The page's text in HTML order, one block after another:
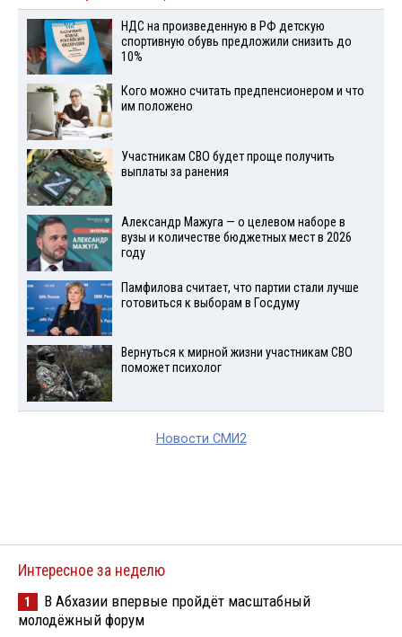
НДС на произведенную в РФ детскую
спортивную обувь предложили снизить до
10%
Кого можно считать предпенсионером и что
им положено
Участникам СВО будет проще получить
выплаты за ранения
Александр Мажуга — о целевом наборе в
вузы и количестве бюджетных мест в 2026
году
Памфилова считает, что партии стали лучше
готовиться к выборам в Госдуму
Вернуться к мирной жизни участникам СВО
поможет психолог
Новости СМИ2
Интересное за неделю
1
В Абхазии впервые пройдёт масштабный
молодёжный форум